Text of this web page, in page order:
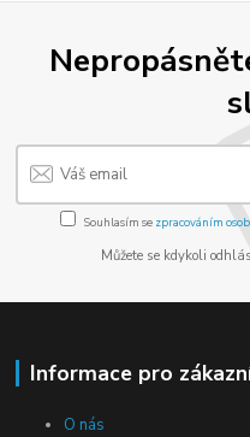
Souhlasím se zpracováním
Můžete se kdykoli
Informace pro
O nás